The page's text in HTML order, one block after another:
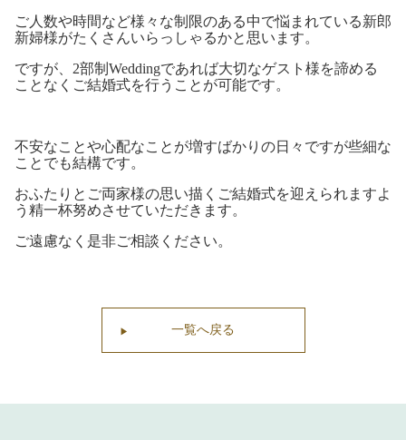
ご人数や時間など様々な制限のある中で悩まれている新郎
新婦様がたくさんいらっしゃるかと思います。
ですが、2部制Weddingであれば大切なゲスト様を諦める
ことなくご結婚式を行うことが可能です。
不安なことや心配なことが増すばかりの日々ですが些細な
ことでも結構です。
おふたりとご両家様の思い描くご結婚式を迎えられますよ
う精一杯努めさせていただきます。
ご遠慮なく是非ご相談ください。
一覧へ戻る